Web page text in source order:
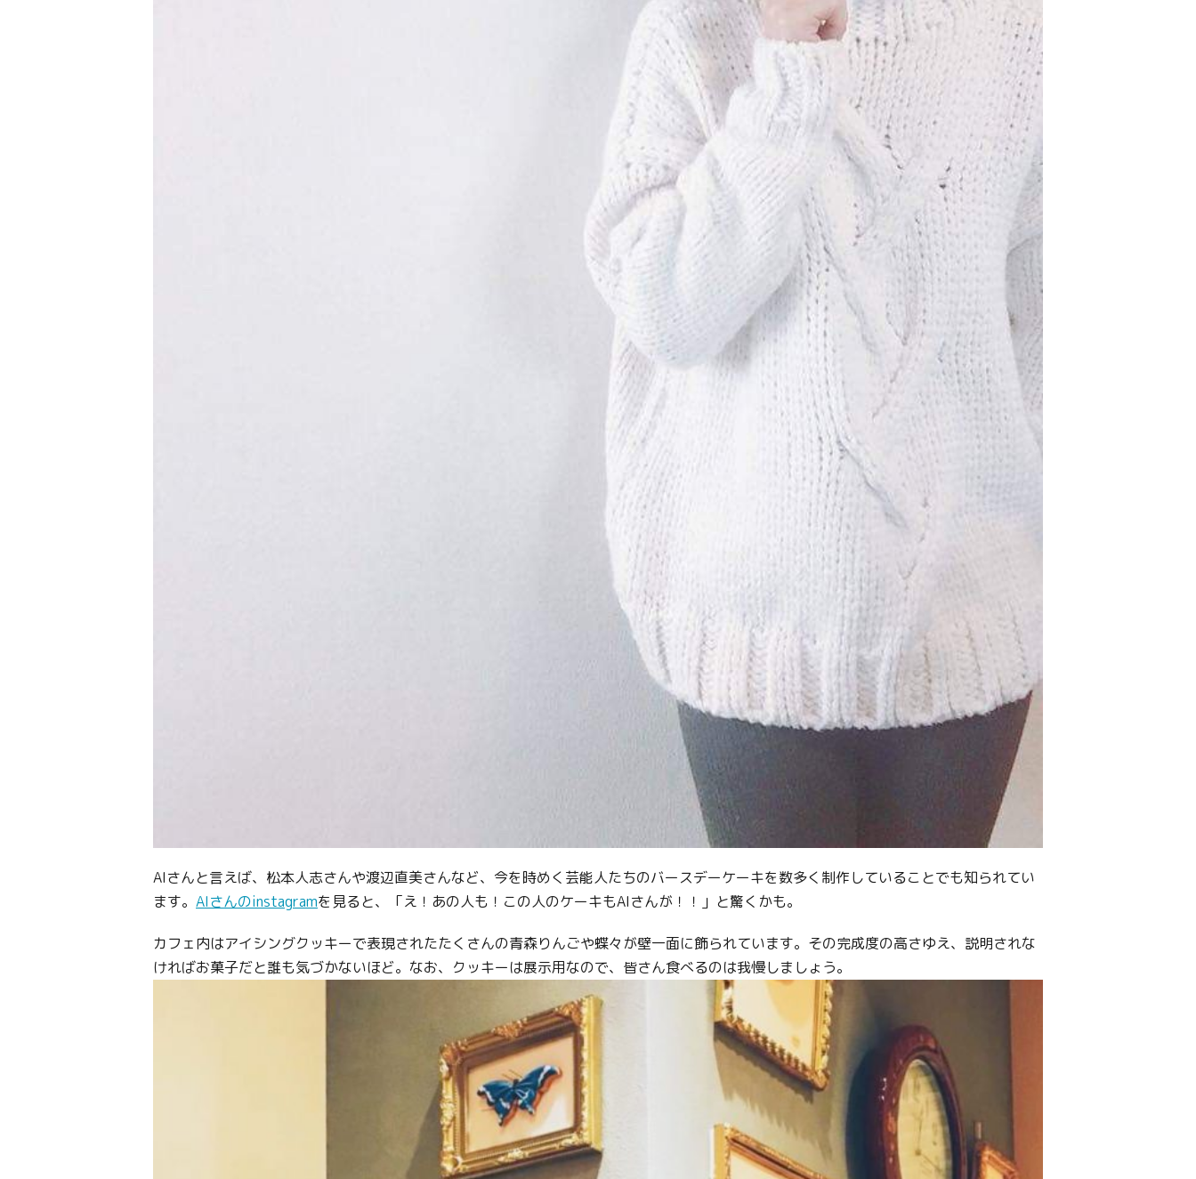
AIさんと言えば、松本人志さんや渡辺直美さんなど、今を時めく芸能人たちのバースデーケーキを数多く制作していることでも知られてい
ます。 AIさんのinstagramを見ると、「え！あの人も！この人のケーキもAIさんが！！」と驚くかも。
カフェ内はアイシングクッキーで表現されたたくさんの青森りんごや蝶々が壁一面に飾られています。その完成度の高さゆえ、説明されな
ければお菓子だと誰も気づかないほど。なお、クッキーは展示用なので、皆さん食べるのは我慢しましょう。